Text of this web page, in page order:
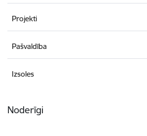
Projekti
Pašvaldība
Izsoles
Noderīgi